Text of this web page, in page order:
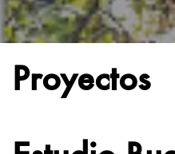
Proyectos